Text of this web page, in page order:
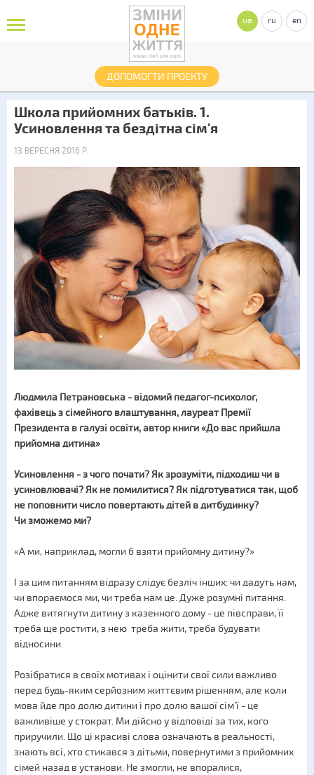
ДОПОМОГТИ ПРОЕКТУ
ua ru en
Школа прийомних батьків. 1.
Усиновлення та бездітна сім'я
13 ВЕРЕСНЯ 2016 Р.
Людмила Петрановська - відомий педагог-психолог,
фахівець з сімейного влаштування, лауреат Премії
Президента в галузі освіти, автор книги «До вас прийшла
прийомна дитина»
Усиновлення - з чого почати? Як зрозуміти, підходиш чи в
усиновлювачі? Як не помилитися? Як підготуватися так, щоб
не поповнити число повертають дітей в дитбудинку?
Чи зможемо ми?
«А ми, наприклад, могли б взяти прийомну дитину?»
І за цим питанням відразу слідує безліч інших: чи дадуть нам,
чи впораємося ми, чи треба нам це. Дуже розумні питання.
Адже витягнути дитину з казенного дому - це півсправи, її
треба ще ростити, з нею треба жити, треба будувати
відносини.
Розібратися в своїх мотивах і оцінити свої сили важливо
перед будь-яким серйозним життєвим рішенням, але коли
мова йде про долю дитини і про долю вашої сім'ї - це
важливіше у стократ. Ми дійсно у відповіді за тих, кого
приручили. Що ці красиві слова означають в реальності,
знають всі, хто стикався з дітьми, повернутими з прийомних
сімей назад в установи. Не змогли, не впоралися,